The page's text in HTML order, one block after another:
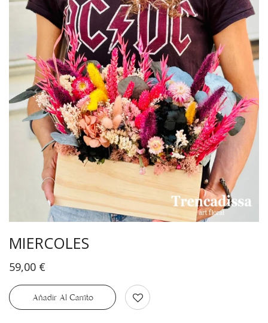
MIERCOLES
59,00 €
Añadir Al Carrito